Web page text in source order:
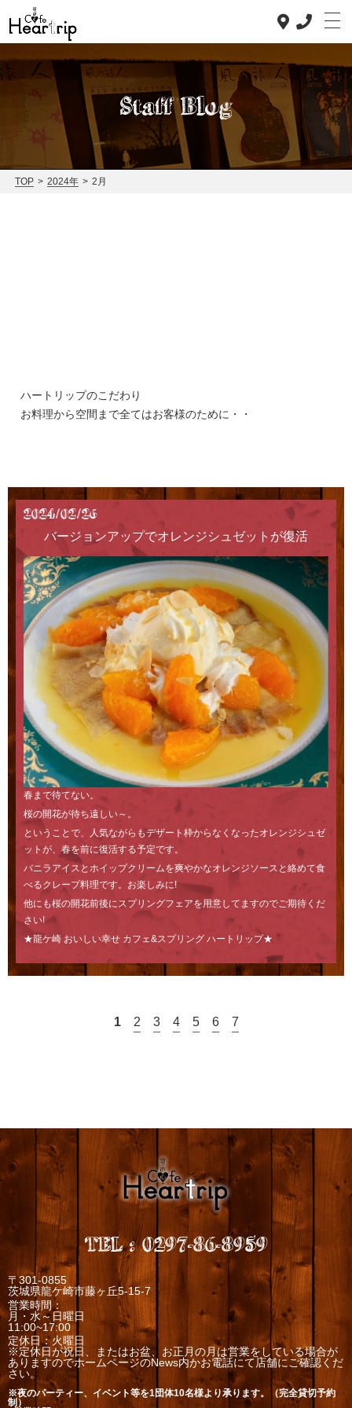
Top
Staff Blog
TOP > 2024年 > 2月
ハートリップのこだわり
お料理から空間まで全てはお客様のために・・
2024/02/26
バージョンアップでオレンジシュゼットが復活
春まで待てない。
桜の開花が待ち遠しい～。
ということで、人気ながらもデザート枠からなくなったオレンジシュゼ
ットが、春を前に復活する予定です。
バニラアイスとホイップクリームを爽やかなオレンジソースと絡めて食
べるクレープ料理です。お楽しみに!
他にも桜の開花前後にスプリングフェアを用意してますのでご期待くだ
さい!
★龍ケ崎 おいしい幸せ カフェ&スプリング ハートリップ★
1 2 3 4 5 6 7
TEL:0297-86-8959
〒301-0855
茨城県龍ケ崎市藤ヶ丘5-15-7
営業時間：
月・水～日曜日
11:00~17:00
定休日：火曜日
※定休日が祝日、またはお盆、お正月の月は営業をしている場合が
ありますのでホームページのNews内かお電話にて店舗にご確認くだ
さい。
※夜のパーティー、イベント等を1団体10名様より承ります。（完全貸切予約
制）